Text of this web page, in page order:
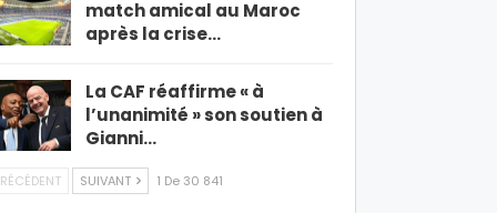
match amical au Maroc
après la crise…
La CAF réaffirme « à
l’unanimité » son soutien à
Gianni…
SUIVANT 1 De 30 841